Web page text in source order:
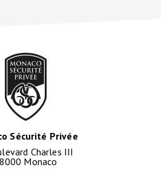
Sécurité Privée
Charles III
Monaco